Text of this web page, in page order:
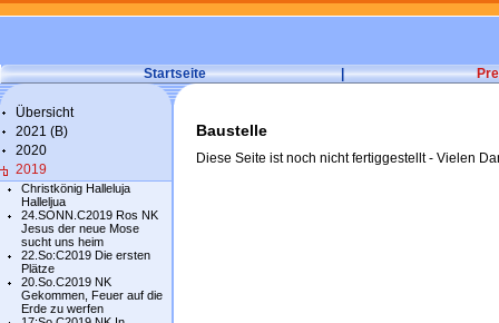
Startseite |
Übersicht
2021 (B)
2020
2019
Christkönig Halleluja
Halleljua
24.SONN.C2019 Ros NK
Jesus der neue Mose
sucht uns heim
22.So:C2019 Die ersten
Plätze
20.So.C2019 NK
Gekommen, Feuer auf die
Erde zu werfen
Baustelle
Diese Seite ist noch nicht fertiggestellt - Vielen